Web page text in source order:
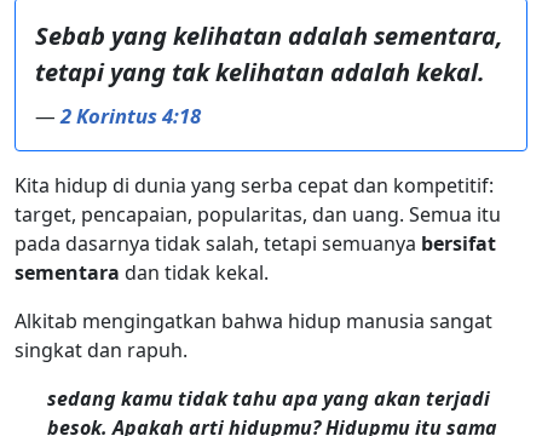
Sebab yang kelihatan adalah sementara,
tetapi yang tak kelihatan adalah kekal.
—2 Korintus 4:18
Kita hidup di dunia yang serba cepat dan kompetitif:
target, pencapaian, popularitas, dan uang. Semua itu
pada dasarnya tidak salah, tetapi semuanya bersifat
sementara dan tidak kekal.
Alkitab mengingatkan bahwa hidup manusia sangat
singkat dan rapuh.
sedang kamu tidak tahu apa yang akan terjadi
besok. Apakah arti hidupmu? Hidupmu itu sama